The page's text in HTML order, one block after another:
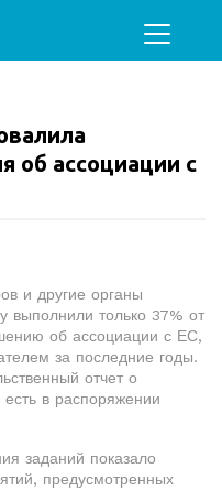
об ассоциации с
и другие органы
выполнили только 37% от
об ассоциации с ЕС,
за последние годы.
отчет о
в распоряжении
заданий показало
предусмотренных